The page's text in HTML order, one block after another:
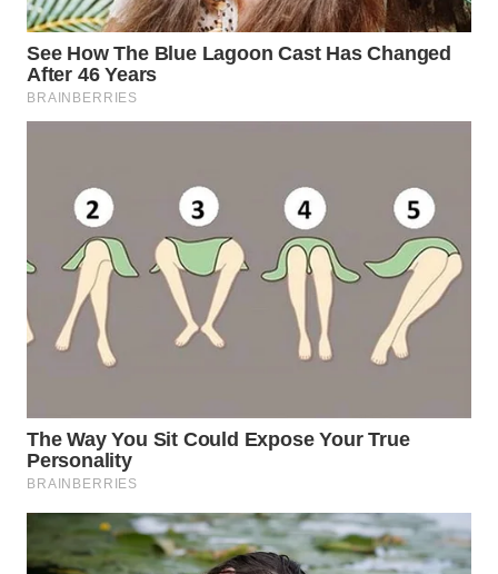
LABUHANBATU
WN
TAPANULI
SERDANG
WN
TEBING
TINGGI
WN
WN
KARAWANG
WN
BEKASI